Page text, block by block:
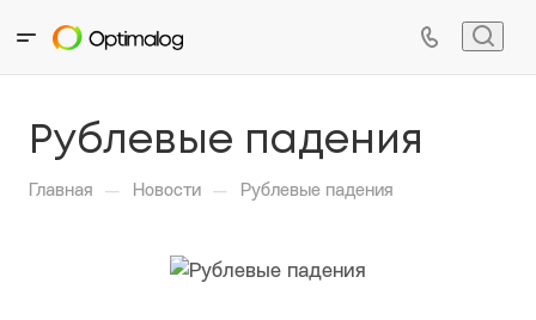
Рублевые падения
Главная — Новости — Рублевые падения